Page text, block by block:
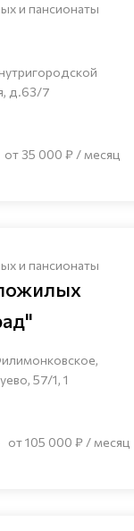
и пансионаты
д.63/7
от 35 000 ₽ / месяц
и пансионаты
57/1, 1
от 105 000 ₽ / месяц